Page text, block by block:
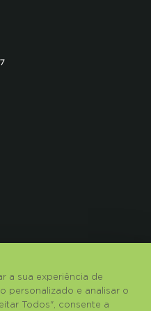
da Natureza.
a sua experiência de
personalizado e analisar o
Todos", consente a